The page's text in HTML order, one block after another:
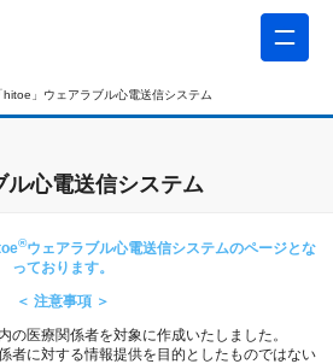
hitoe」ウェアラブル心電送信システム
ル心電送信システム
®ウェアラブル心電送信システムのページとな
っております。
＜ 注意事項 ＞
の医療関係者を対象に作成いたしました。
者に対する情報提供を目的としたものではない